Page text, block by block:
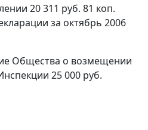
20 311 руб. 81 коп.
за октябрь 2006
Общества о возмещении
25 000 руб.